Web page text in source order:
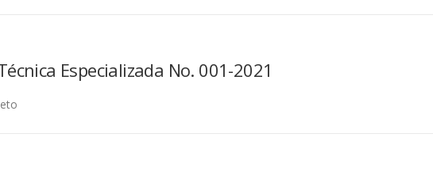
Especializada No. 001-2021